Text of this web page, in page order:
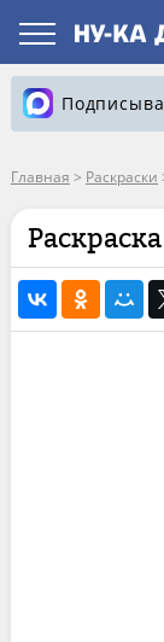
Главная > Раскраски